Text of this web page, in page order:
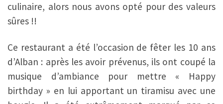
culinaire, alors nous avons opté pour des valeurs
sûres !!
Ce restaurant a été l’occasion de fêter les 10 ans
d’Alban : après les avoir prévenus, ils ont coupé la
musique d’ambiance pour mettre « Happy
birthday » en lui apportant un tiramisu avec une